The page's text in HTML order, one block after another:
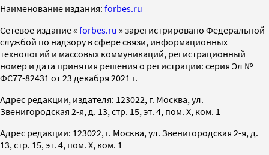
Наименование издания: forbes.ru
Cетевое издание « forbes.ru » зарегистрировано Федеральной
службой по надзору в сфере связи, информационных
технологий и массовых коммуникаций, регистрационный
номер и дата принятия решения о регистрации: серия Эл №
ФС77-82431 от 23 декабря 2021 г.
Адрес редакции, издателя: 123022, г. Москва, ул.
Звенигородская 2-я, д. 13, стр. 15, эт. 4, пом. X, ком. 1
Адрес редакции: 123022, г. Москва, ул. Звенигородская 2-я, д.
13, стр. 15, эт. 4, пом. X, ком. 1